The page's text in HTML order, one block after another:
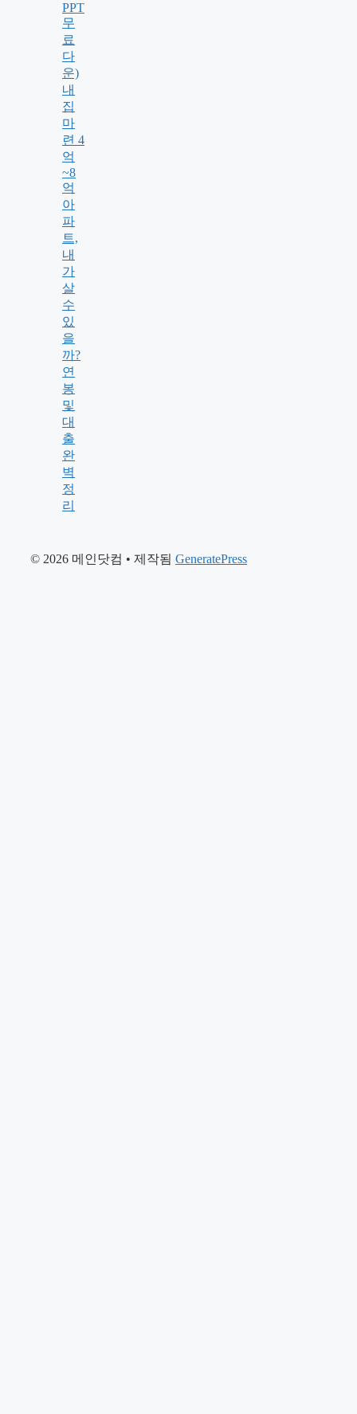
PPT
무
료
다
운)
내
집
마
련 4
억
~8
억
아
파
트,
내
가
살
수
있
을
까?
연
봉
및
대
출
완
벽
정
리
© 2026 메인닷컴 • 제작됨 GeneratePress